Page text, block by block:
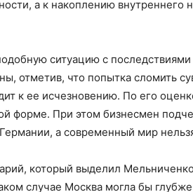
а к накоплению внутреннего
ситуацию с
отметив, что попытка сломить
к ее исчезновению. По его
форме. При этом бизнесмен
а современный мир
который выделил
случае Москва могла бы